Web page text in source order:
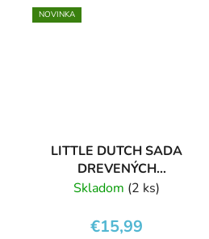
NOVINKA
LITTLE DUTCH SADA
DREVENÝCH
ŠPERKOV KVETY A
Skladom (2 ks)
€15,99